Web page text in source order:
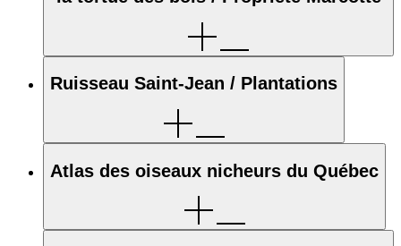
Ruisseau Saint-Jean / Plantations
Atlas des oiseaux nicheurs du Québec